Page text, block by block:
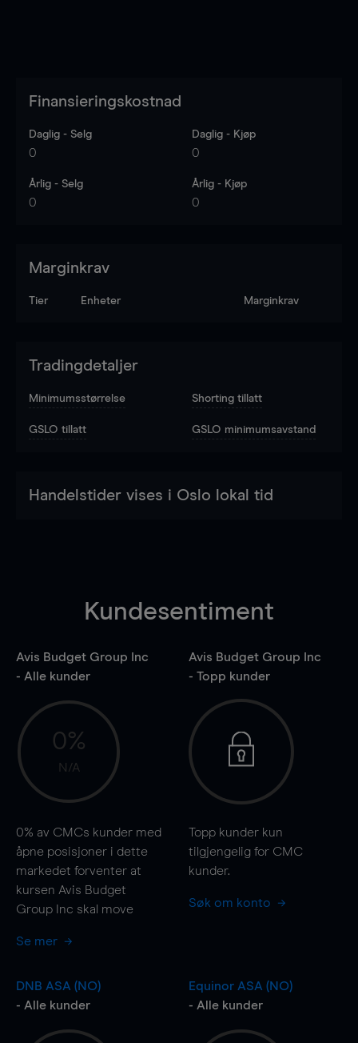
Finansieringskostnad
Daglig - Selg
0
Daglig - Kjøp
0
Årlig - Selg
0
Årlig - Kjøp
0
Marginkrav
Tier Enheter Marginkrav
Tradingdetaljer
Minimumsstørrelse Shorting tillatt
GSLO tillatt GSLO minimumsavstand
Handelstider vises i Oslo lokal tid
Kundesentiment
Avis Budget Group Inc
- Alle kunder
0%
N/A
0% av CMCs kunder med
åpne posisjoner i dette
markedet forventer at
kursen Avis Budget
Group Inc skal move
Se mer
Avis Budget Group Inc
- Topp kunder
Topp kunder kun
tilgjengelig for CMC
kunder.
Søk om konto
DNB ASA (NO)
- Alle kunder
Equinor ASA (NO)
- Alle kunder